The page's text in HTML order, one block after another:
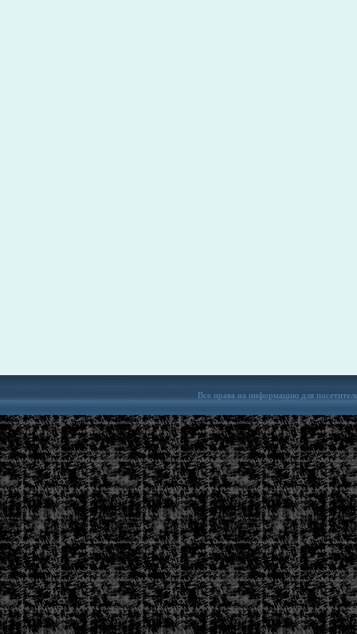
Все права на информацию для